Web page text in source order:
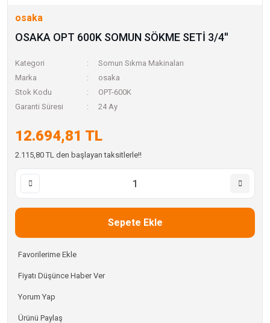
osaka
OSAKA OPT 600K SOMUN SÖKME SETİ 3/4''
Kategori
Somun Sıkma Makinaları
Marka
osaka
Stok Kodu
OPT-600K
Garanti Süresi
24 Ay
12.694,81 TL
2.115,80 TL den başlayan taksitlerle!!
Sepete Ekle
Fiyatı Düşünce Haber Ver
Yorum Yap
Ürünü Paylaş